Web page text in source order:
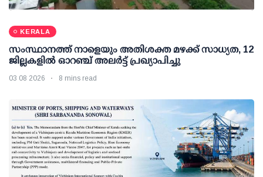
KERALA
സംസ്ഥാനത്ത് നാളെയും അതിശക്ത മഴക്ക് സാധ്യത, 12
ജില്ലകളിൽ ഓറഞ്ച് അലർട്ട് പ്രഖ്യാപിച്ചു
03 08 2026 8 mins read